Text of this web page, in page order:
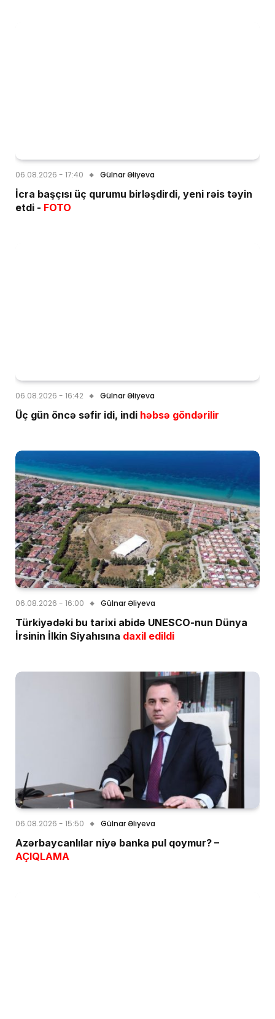
06.08.2026 - 17:40 Gülnar Əliyeva
İcra başçısı üç qurumu birləşdirdi, yeni rəis təyin
etdi - FOTO
06.08.2026 - 16:42 Gülnar Əliyeva
Üç gün öncə səfir idi, indi həbsə göndərilir
06.08.2026 - 16:00 Gülnar Əliyeva
Türkiyədəki bu tarixi abidə UNESCO-nun Dünya
İrsinin İlkin Siyahısına daxil edildi
06.08.2026 - 15:50 Gülnar Əliyeva
Azərbaycanlılar niyə banka pul qoymur? –
AÇIQLAMA